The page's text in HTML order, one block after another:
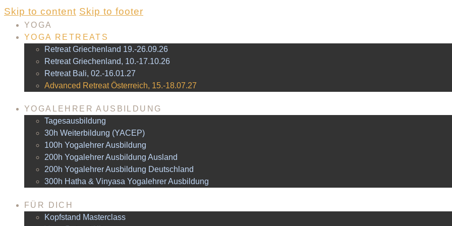
Skip to content Skip to footer
YOGA
YOGA RETREATS
Retreat Griechenland 19.-26.09.26
Retreat Griechenland, 10.-17.10.26
Retreat Bali, 02.-16.01.27
Advanced Retreat Österreich, 15.-18.07.27
YOGALEHRER AUSBILDUNG
Tagesausbildung
30h Weiterbildung (YACEP)
100h Yogalehrer Ausbildung
200h Yogalehrer Ausbildung Ausland
200h Yogalehrer Ausbildung Deutschland
300h Hatha & Vinyasa Yogalehrer Ausbildung
FÜR DICH
Kopfstand Masterclass